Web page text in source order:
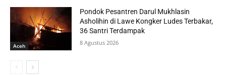
Aceh
Pondok Pesantren Darul Mukhlasin
Asholihin di Lawe Kongker Ludes Terbakar,
36 Santri Terdampak
8 Agustus 2026